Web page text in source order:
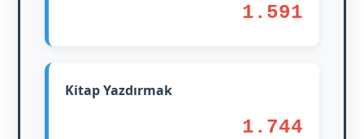
1.591
Kitap Yazdırmak
1.744